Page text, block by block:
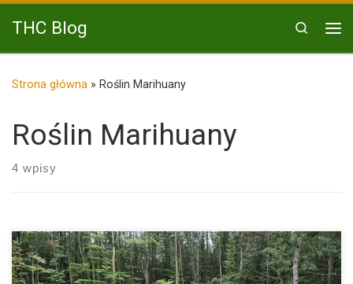
Przejdź do treści
THC Blog
Search
Strona główna » Roślin Marihuany
Roślin Marihuany
4 wpisy